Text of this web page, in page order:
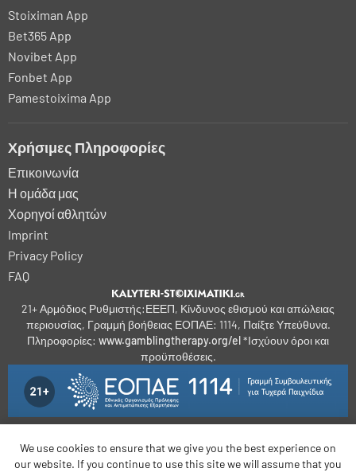
Stoiximan App
Bet365 App
Novibet App
Fonbet App
Pamestoixima App
Χρήσιμες Πληροφορίες
Επικοινωνία
Η ομάδα μας
Χορηγοί αθλητών
Imprint
Privacy Policy
FAQ
21+ Αρμόδιος Ρυθμιστής:ΕΕΕΠ, Κίνδυνος εθισμού και απώλειας
περιουσίας, Γραμμή βοήθειας ΕΟΠΑΕ: 1114, Παίξτε Υπεύθυνα.
Πληροφορίες: www.gamblingtherapy.org/el *Ισχύουν όροι και
προϋποθέσεις.
bonus-betting.dk
bonus-parissportifs-gratuits.com
We use cookies to ensure that we give you the best experience on
our website. If you continue to use this site we will assume that you